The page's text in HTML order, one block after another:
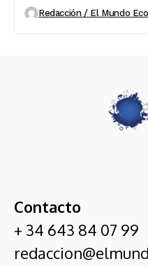
Redacción / El Mundo
Contacto
+ 34 643 84 07 99